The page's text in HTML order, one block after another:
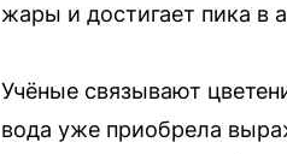
жары и достигает пика в
Учёные связывают
вода уже приобрела